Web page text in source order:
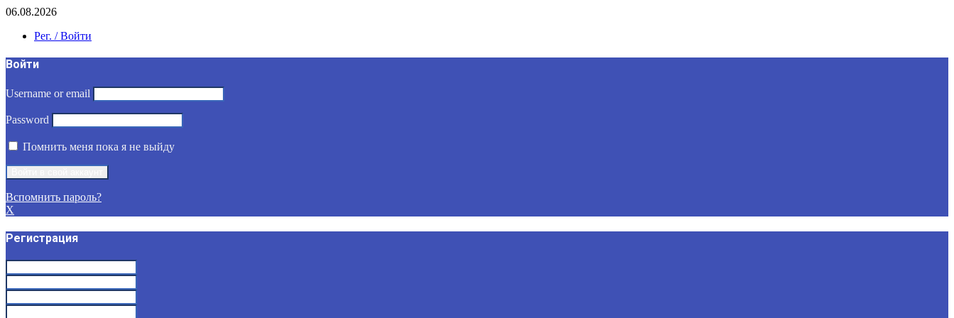
06.08.2026
Рег. / Войти
Войти
Username or email
Password
Помнить меня пока я не выйду
Вспомнить пароль?
X
Регистрация